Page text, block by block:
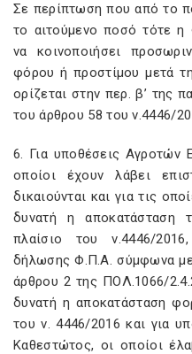
Σε περίπτωση που από το
το αιτούμενο ποσό τότε η
να κοινοποιήσει
φόρου ή προστίμου μετά
ορίζεται στην περ. β’ της
του άρθρου 58 του ν.4446/
6. Για υποθέσεις Αγροτών
οποίοι έχουν λάβει
δικαιούνται και για τις
δυνατή η αποκατάσταση
πλαίσιο του ν.4446/
δήλωσης Φ.Π.Α. σύμφωνα με
άρθρου 2 της ΠΟΛ.1066/
δυνατή η αποκατάσταση
του ν. 4446/2016 και για
Καθεστώτος, οι οποίοι